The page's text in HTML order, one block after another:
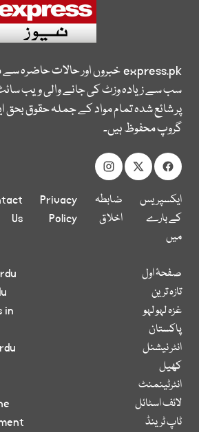
express.pkخبروں اور حالات حاضرہ
سب سے زیادہ وزٹ کی جانے والی ویب
پر شائع شدہ تمام مواد کے جملہ حقوق بحق
گروپ محفوظ ہیں۔
ایکسپریس
کے بارے
میں
ضابطہ
اخلاق
Privacy
Policy
Us
صفحۂ اول
تازہ ترین
غزہ لہو لہو
پاکستان
انٹر نیشنل
کھیل
انٹرٹینمنٹ
لائف اسٹائل
ٹاپ ٹرینڈ
in